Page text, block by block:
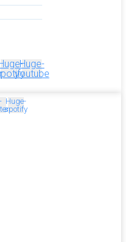
Huge-Huge-
youtube
Huge-
spotify